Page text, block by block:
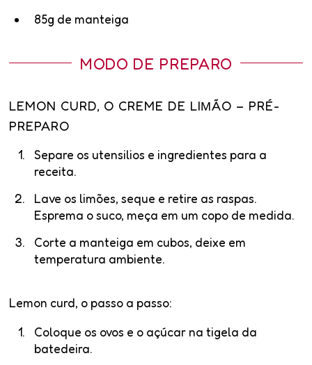
85g de manteiga
MODO DE PREPARO
LEMON CURD, O CREME DE LIΜÃO – PRÉ-
PREPARO
Separe os utensilios e ingredientes para a
receita.
Lave os limões, seque e retire as raspas.
Esprema o suco, meça em um copo de medida.
Corte a manteiga em cubos, deixe em
temperatura ambiente.
Lemon curd, o passo a passo:
Coloque os ovos e o açúcar na tigela da
batedeira.